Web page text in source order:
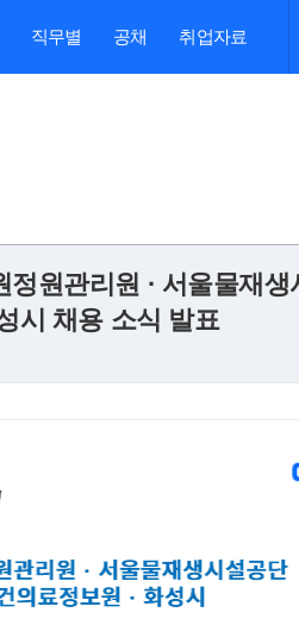
직무별 공채 취업자료
원관리원 · 서울물재생
시 채용 소식 발표